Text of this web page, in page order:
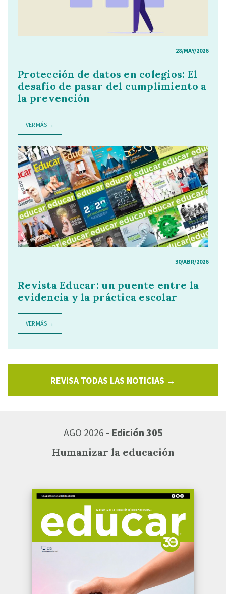
28/MAY/2026
Protección de datos en colegios: El
desafío de pasar del cumplimiento a
la prevención
VER MÁS →
30/ABR/2026
Revista Educar: un puente entre la
evidencia y la práctica escolar
VER MÁS →
REVISA TODAS LAS NOTICIAS →
AGO 2026 - Edición 305
Humanizar la educación